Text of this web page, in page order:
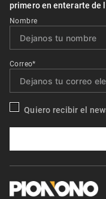
primero en enterarte de
Nombre
Correo*
Quiero recibir el